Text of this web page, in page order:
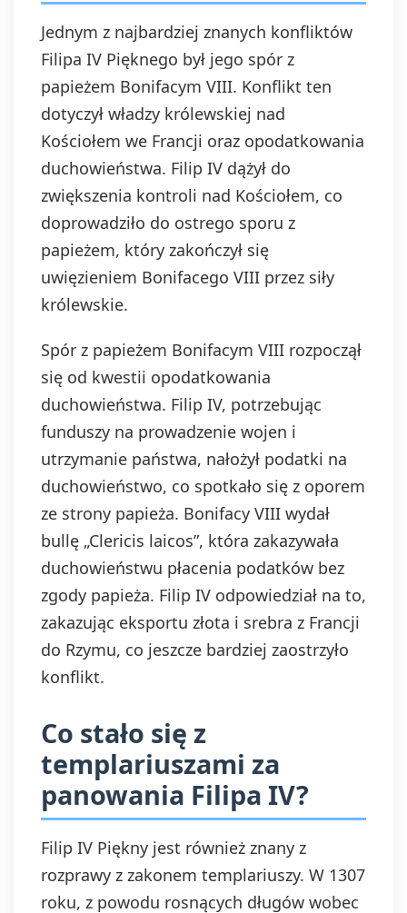
Jednym z najbardziej znanych konfliktów
Filipa IV Pięknego był jego spór z
papieżem Bonifacym VIII. Konflikt ten
dotyczył władzy królewskiej nad
Kościołem we Francji oraz opodatkowania
duchowieństwa. Filip IV dążył do
zwiększenia kontroli nad Kościołem, co
doprowadziło do ostrego sporu z
papieżem, który zakończył się
uwięzieniem Bonifacego VIII przez siły
królewskie.
Spór z papieżem Bonifacym VIII rozpoczął
się od kwestii opodatkowania
duchowieństwa. Filip IV, potrzebując
funduszy na prowadzenie wojen i
utrzymanie państwa, nałożył podatki na
duchowieństwo, co spotkało się z oporem
ze strony papieża. Bonifacy VIII wydał
bullę „Clericis laicos”, która zakazywała
duchowieństwu płacenia podatków bez
zgody papieża. Filip IV odpowiedział na to,
zakazując eksportu złota i srebra z Francji
do Rzymu, co jeszcze bardziej zaostrzyło
konflikt.
Co stało się z
templariuszami za
panowania Filipa IV?
Filip IV Piękny jest również znany z
rozprawy z zakonem templariuszy. W 1307
roku, z powodu rosnących długów wobec